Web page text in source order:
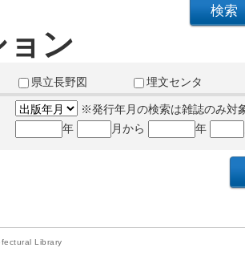
ョン
県立長野図
埋文センタ
※発行年月の検索は雑誌のみ対
年
月から 年
Library